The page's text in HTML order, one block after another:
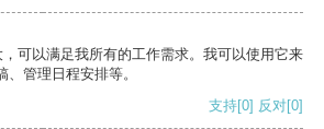
可以满足我所有的工作需求。我可以使用它来
管理日程安排等。
支持[0] 反对[0]